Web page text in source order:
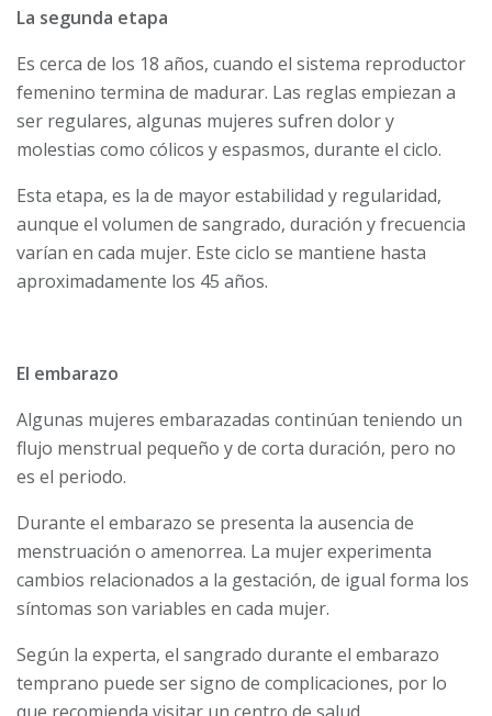
La segunda etapa
Es cerca de los 18 años, cuando el sistema reproductor
femenino termina de madurar. Las reglas empiezan a
ser regulares, algunas mujeres sufren dolor y
molestias como cólicos y espasmos, durante el ciclo.
Esta etapa, es la de mayor estabilidad y regularidad,
aunque el volumen de sangrado, duración y frecuencia
varían en cada mujer. Este ciclo se mantiene hasta
aproximadamente los 45 años.
El embarazo
Algunas mujeres embarazadas continúan teniendo un
flujo menstrual pequeño y de corta duración, pero no
es el periodo.
Durante el embarazo se presenta la ausencia de
menstruación o amenorrea. La mujer experimenta
cambios relacionados a la gestación, de igual forma los
síntomas son variables en cada mujer.
Según la experta, el sangrado durante el embarazo
temprano puede ser signo de complicaciones, por lo